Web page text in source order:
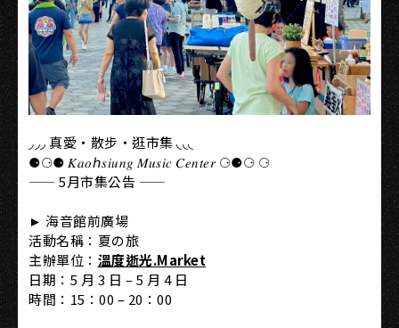
◞◞◞ 真愛・散步・逛市集 ◟◟◟
⚈⚆⚈ 𝐾𝑎𝑜ℎ𝑠𝑖𝑢𝑛𝑔 𝑀𝑢𝑠𝑖𝑐 𝐶𝑒𝑛𝑡𝑒𝑟 ⚆⚈⚆ ⚆
—— 5月市集公告 ——
► 海音館前廣場
活動名稱：夏の旅
主辦單位： 溫度逝光.Market
日期：5 月 3 日 – 5 月 4 日
時間：15：00 – 20：00